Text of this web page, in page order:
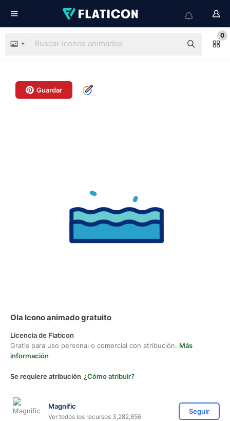
0
Guardar
Ola Icono animado gratuito
Licencia de Flaticon
Gratis para uso personal o comercial con atribución. Más
información
Se requiere atribución ¿Cómo atribuir?
Magnific
Ver todos los recursos 3,282,856
Seguir